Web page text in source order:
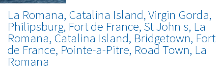
La Romana, Catalina Island, Virgin Gorda,
Philipsburg, Fort de France, St John s, La
Romana, Catalina Island, Bridgetown, Fort
de France, Pointe-a-Pitre, Road Town, La
Romana